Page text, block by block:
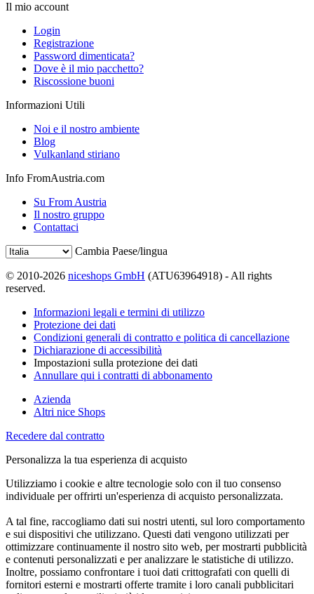
Il mio account
Login
Registrazione
Password dimenticata?
Dove è il mio pacchetto?
Riscossione buoni
Informazioni Utili
Noi e il nostro ambiente
Blog
Vulkanland stiriano
Info FromAustria.com
Su From Austria
Il nostro gruppo
Contattaci
Cambia Paese/lingua
© 2010-2026 niceshops GmbH (ATU63964918) - All rights
reserved.
Informazioni legali e termini di utilizzo
Protezione dei dati
Condizioni generali di contratto e politica di cancellazione
Dichiarazione di accessibilità
Impostazioni sulla protezione dei dati
Annullare qui i contratti di abbonamento
Azienda
Altri nice Shops
Recedere dal contratto
Personalizza la tua esperienza di acquisto
Utilizziamo i cookie e altre tecnologie solo con il tuo consenso
individuale per offrirti un'esperienza di acquisto personalizzata.
A tal fine, raccogliamo dati sui nostri utenti, sul loro comportamento
e sui dispositivi che utilizzano. Questi dati vengono utilizzati per
ottimizzare continuamente il nostro sito web, per mostrarti pubblicità
e contenuti personalizzati e per analizzare le statistiche di utilizzo.
Inoltre, possiamo confrontare i tuoi dati crittografati con quelli di
fornitori esterni e mostrarti offerte tramite i loro canali pubblicitari